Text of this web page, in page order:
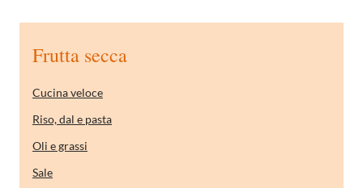
Frutta secca
Cucina veloce
Riso, dal e pasta
Oli e grassi
Sale